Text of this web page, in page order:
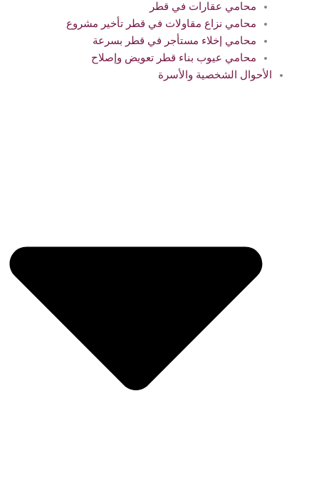
محامي عقارات في قطر
محامي نزاع مقاولات في قطر تأخير مشروع
محامي إخلاء مستأجر في قطر بسرعة
محامي عيوب بناء قطر تعويض وإصلاح
الأحوال الشخصية والأسرة